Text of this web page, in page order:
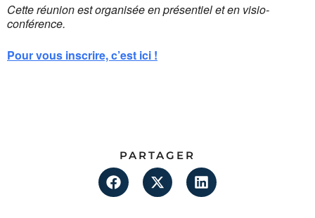
Cette réunion est organisée en présentiel et en visio-
conférence.
Pour vous inscrire, c’est ici !
PARTAGER